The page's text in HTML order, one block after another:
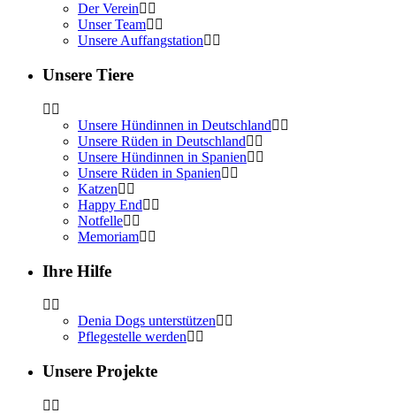
Der Verein
Unser Team
Unsere Auffangstation
Unsere Tiere
Unsere Hündinnen in Deutschland
Unsere Rüden in Deutschland
Unsere Hündinnen in Spanien
Unsere Rüden in Spanien
Katzen
Happy End
Notfelle
Memoriam
Ihre Hilfe
Denia Dogs unterstützen
Pflegestelle werden
Unsere Projekte